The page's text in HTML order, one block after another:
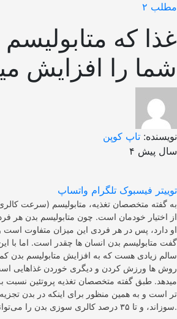
مطلب ۲
شما را افزایش
نویسنده: تاپ کوپن
۴ سال پیش
توییتر فیسبوک تلگرام واتساپ
به گفته متخصصان تغذیه، متابولیسم (سرعت
از اختیار خودمان است. چون متابولیسم بدن هر
او دارد، پس در هر فردی این میزان متفاوت است
گفت متابولیسم بدن انسان ها چقدر است. اما با
سالم زیادی هست که به افزایش متابولیسم بدن
روش ها ورزش کردن و دیگری خوردن غذاهایی
میدهد. طبق گفته متخصصان تغذیه پروتئین نسبت
تر است و به همین منظور برای اینکه در بدن
سوزاند، و تا ۳۵ درصد کالری سوزی بدن را می‌تواند افزایش دهد.